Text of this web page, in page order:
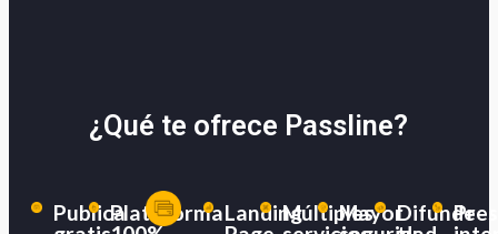
¿Qué te ofrece Passline?
PublicaPlataformaLandingMúltiplesMayorDifunde